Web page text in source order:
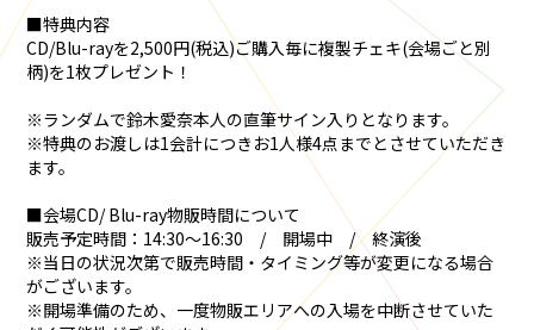
■特典内容
CD/Blu-rayを2,500円(税込)ご購入毎に複製チェキ(会場ごと別
柄)を1枚プレゼント！
※ランダムで鈴木愛奈本人の直筆サイン入りとなります。
※特典のお渡しは1会計につきお1人様4点までとさせていただき
ます。
■会場CD/ Blu-ray物販時間について
販売予定時間：14:30～16:30 / 開場中 / 終演後
※当日の状況次第で販売時間・タイミング等が変更になる場合
がございます。
※開場準備のため、一度物販エリアへの入場を中断させていた